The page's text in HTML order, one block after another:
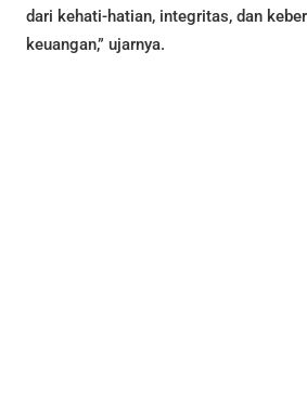
dari kehati-hatian, integritas, dan
keuangan,” ujarnya.